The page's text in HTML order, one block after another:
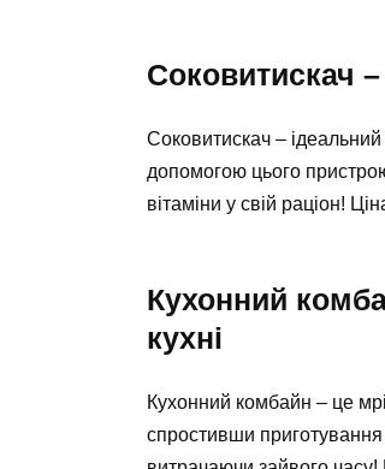
Соковитискач
Соковитискач – ідеальний
допомогою цього
вітаміни у свій раціон!
Кухонний
кухні
Кухонний комбайн – це
спростивши